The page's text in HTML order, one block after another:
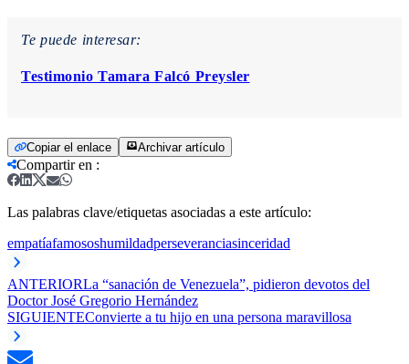
Te puede interesar:
Testimonio Tamara Falcó Preysler
Copiar el enlace Archivar artículo
Compartir en :
Las palabras clave/etiquetas asociadas a este artículo:
empatíafamososhumildadperseveranciasinceridad
ANTERIORLa “sanación de Venezuela”, pidieron devotos del
Doctor José Gregorio Hernández
SIGUIENTEConvierte a tu hijo en una persona maravillosa